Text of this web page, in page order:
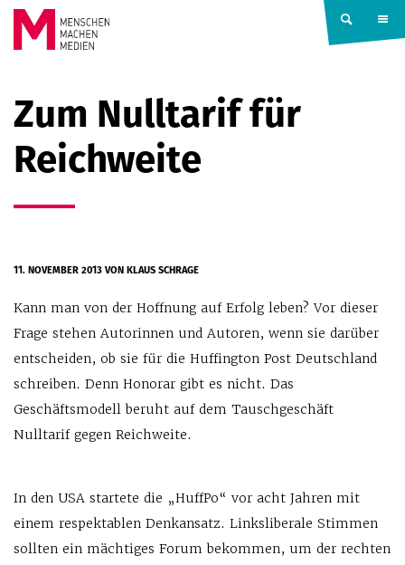
Springe zum Inhalt
MACHEN
MEDIEN
Zum Nulltarif für
Reichweite
11. NOVEMBER 2013VON KLAUS SCHRAGE
Kann man von der Hoffnung auf Erfolg leben? Vor dieser
Frage stehen Autorinnen und Autoren, wenn sie darüber
entscheiden, ob sie für die Huffington Post Deutschland
schreiben. Denn Honorar gibt es nicht. Das
Geschäftsmodell beruht auf dem Tauschgeschäft
Nulltarif gegen Reichweite.
In den USA startete die „HuffPo“ vor acht Jahren mit
einem respektablen Denkansatz. Linksliberale Stimmen
sollten ein mächtiges Forum bekommen, um der rechten